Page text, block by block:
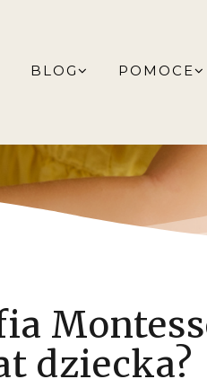
BLOG POMOCE
dziecka?